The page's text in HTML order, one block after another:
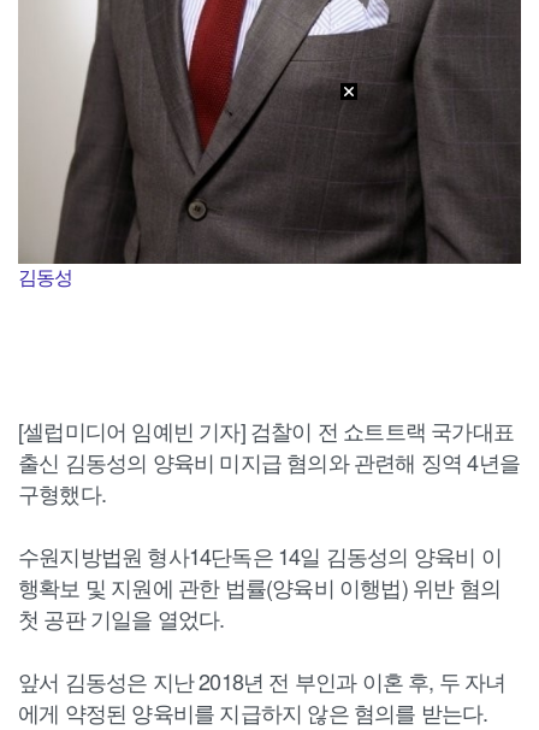
김동성
[셀럽미디어 임예빈 기자] 검찰이 전 쇼트트랙 국가대표
출신 김동성의 양육비 미지급 혐의와 관련해 징역 4년을
구형했다.
수원지방법원 형사14단독은 14일 김동성의 양육비 이
행확보 및 지원에 관한 법률(양육비 이행법) 위반 혐의
첫 공판 기일을 열었다.
앞서 김동성은 지난 2018년 전 부인과 이혼 후, 두 자녀
에게 약정된 양육비를 지급하지 않은 혐의를 받는다.